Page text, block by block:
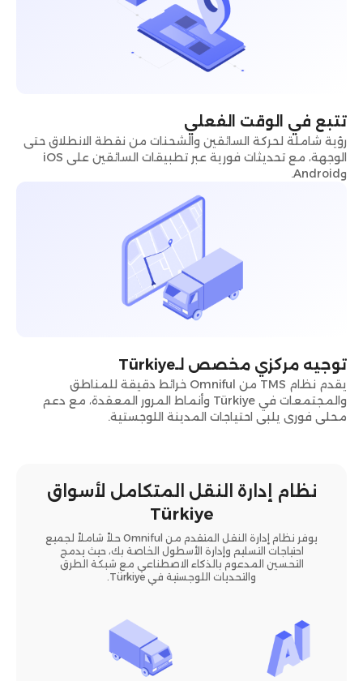
تتبع في الوقت الفعلي
رؤية شاملة لحركة السائقين والشحنات من نقطة الانطلاق حتى
الوجهة، مع تحديثات فورية عبر تطبيقات السائقين على iOS
وAndroid.
توجيه مركزي مخصص لـTürkiye
يقدم نظام TMS من Omniful خرائط دقيقة للمناطق
والمجتمعات في Türkiye وأنماط المرور المعقدة، مع دعم
محلي فوري يلبي احتياجات المدينة اللوجستية.
نظام إدارة النقل المتكامل لأسواق
Türkiye
يوفر نظام إدارة النقل المتقدم من Omniful حلاً شاملاً لجميع
احتياجات التسليم وإدارة الأسطول الخاصة بك، حيث يدمج
التحسين المدعوم بالذكاء الاصطناعي مع شبكة الطرق
والتحديات اللوجستية في Türkiye.